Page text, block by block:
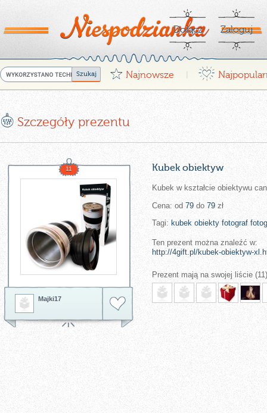
Dołącz Zaloguj
G Najnowsze ¤
E Szczegóły prezentu
11
Majki17
Kubek obiektyw
Kubek w kształcie obiektywu
Cena: od 79 do 79 zł
Tagi: kubek obiekty fotograf
Ten prezent można znaleźć w:
http://4gift.pl/kubek-obiektyw-
Prezent mają na swojej liście